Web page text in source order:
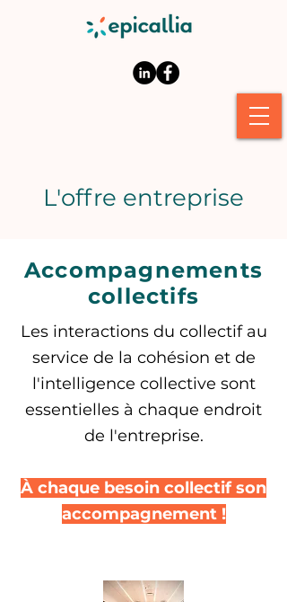
L'offre entreprise
Accompagnements
collectifs
Les interactions du collectif au
service de la cohésion et de
l'intelligence collective sont
essentielles à chaque endroit
de l'entreprise.
À chaque besoin collectif son
accompagnement !